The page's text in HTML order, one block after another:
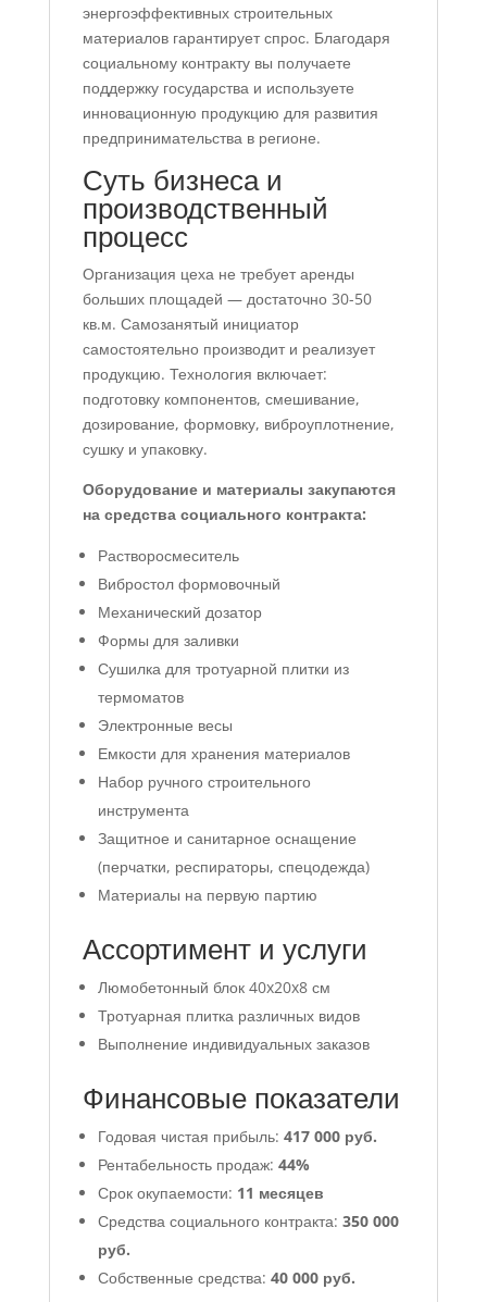
энергоэффективных строительных
материалов гарантирует спрос. Благодаря
социальному контракту вы получаете
поддержку государства и используете
инновационную продукцию для развития
предпринимательства в регионе.
Суть бизнеса и
производственный
процесс
Организация цеха не требует аренды
больших площадей — достаточно 30-50
кв.м. Самозанятый инициатор
самостоятельно производит и реализует
продукцию. Технология включает:
подготовку компонентов, смешивание,
дозирование, формовку, виброуплотнение,
сушку и упаковку.
Оборудование и материалы закупаются
на средства социального контракта:
Растворосмеситель
Вибростол формовочный
Механический дозатор
Формы для заливки
Сушилка для тротуарной плитки из
термоматов
Электронные весы
Емкости для хранения материалов
Набор ручного строительного
инструмента
Защитное и санитарное оснащение
(перчатки, респираторы, спецодежда)
Материалы на первую партию
Ассортимент и услуги
Люмобетонный блок 40x20x8 см
Тротуарная плитка различных видов
Выполнение индивидуальных заказов
Финансовые показатели
Годовая чистая прибыль: 417 000 руб.
Рентабельность продаж: 44%
Срок окупаемости: 11 месяцев
Средства социального контракта: 350 000
руб.
Собственные средства: 40 000 руб.